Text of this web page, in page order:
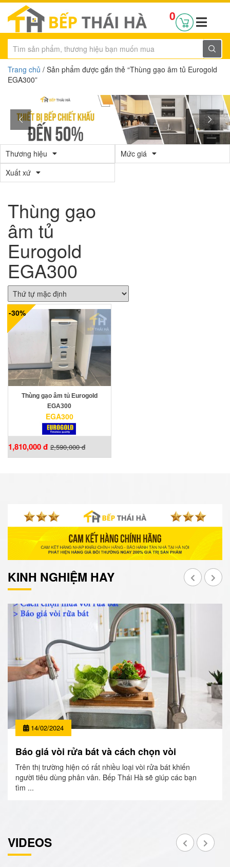
0
Trang chủ / Sản phẩm được gắn thẻ “Thùng gạo âm tủ Eurogold
EGA300”
Thương hiệu
Mức giá
Xuất xứ
Thùng gạo
âm tủ
Eurogold
EGA300
-30%
Thùng gạo âm tủ Eurogold
EGA300
EGA300
1,810,000 đ 2,590,000 đ
KINH NGHIỆM HAY
14/02/2024
Báo giá vòi rửa bát và cách chọn vòi
Trên thị trường hiện có rất nhiều loại vòi rửa bát khiến
người tiêu dùng phân vân. Bếp Thái Hà sẽ giúp các bạn
tìm ...
VIDEOS